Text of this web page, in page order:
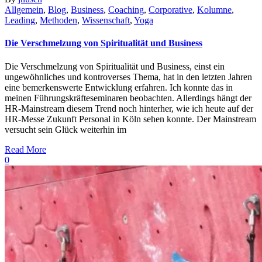
Allgemein, Blog, Business, Coaching, Corporative, Kolumne,
Leading, Methoden, Wissenschaft, Yoga
Die Verschmelzung von Spiritualität und Business
Die Verschmelzung von Spiritualität und Business, einst ein
ungewöhnliches und kontroverses Thema, hat in den letzten Jahren
eine bemerkenswerte Entwicklung erfahren. Ich konnte das in
meinen Führungskräfteseminaren beobachten. Allerdings hängt der
HR-Mainstream diesem Trend noch hinterher, wie ich heute auf der
HR-Messe Zukunft Personal in Köln sehen konnte. Der Mainstream
versucht sein Glück weiterhin im
Read More
0